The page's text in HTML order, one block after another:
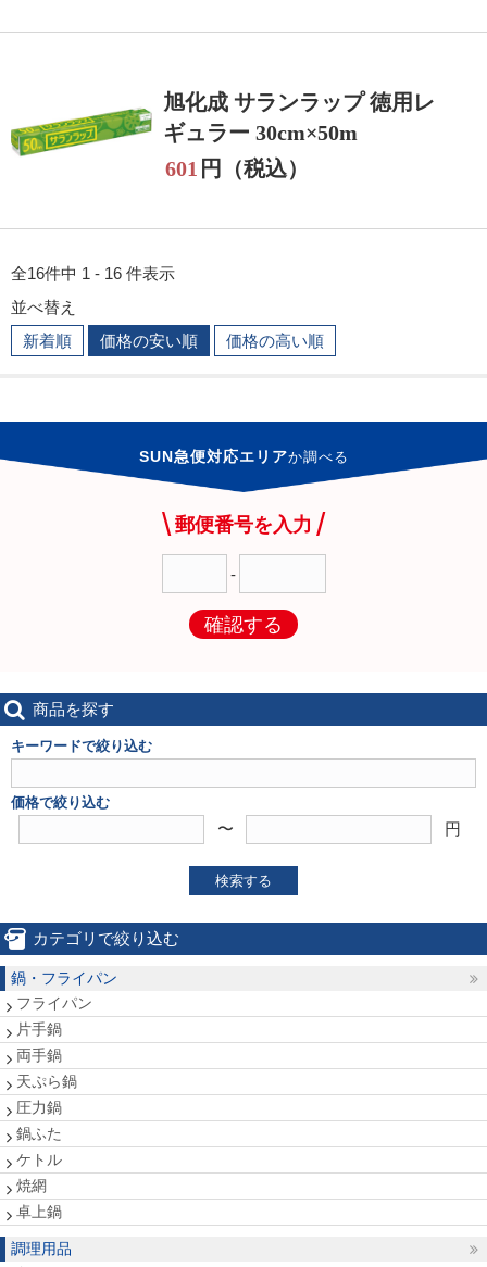
旭化成 サランラップ 徳用レ
ギュラー 30cm×50m
601 円（税込）
全16件中 1 - 16 件表示
並べ替え
新着順
価格の安い順 価格の高い順
SUN急便対応エリアか調べる
郵便番号を入力
-
確認する
商品を探す
キーワードで絞り込む
価格で絞り込む
〜 円
検索する
カテゴリで絞り込む
鍋・フライパン
フライパン
片手鍋
両手鍋
天ぷら鍋
圧力鍋
鍋ふた
ケトル
焼網
卓上鍋
調理用品